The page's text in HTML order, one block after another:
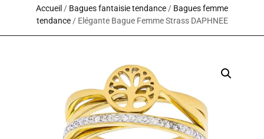
Accueil / Bagues fantaisie tendance / Bagues femme
tendance/ Elégante Bague Femme Strass DAPHNEE